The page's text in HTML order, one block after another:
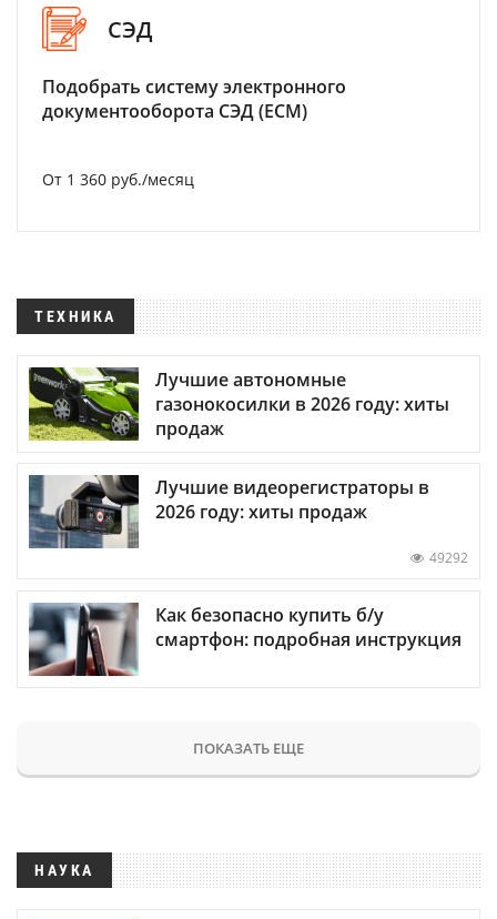
СЭД
Подобрать систему электронного
документооборота СЭД (ECM)
От 1 360 руб./месяц
ТЕХНИКА
Лучшие автономные
газонокосилки в 2026 году: хиты
продаж
Лучшие видеорегистраторы в
2026 году: хиты продаж
49292
Как безопасно купить б/у
смартфон: подробная инструкция
ПОКАЗАТЬ ЕЩЕ
НАУКА